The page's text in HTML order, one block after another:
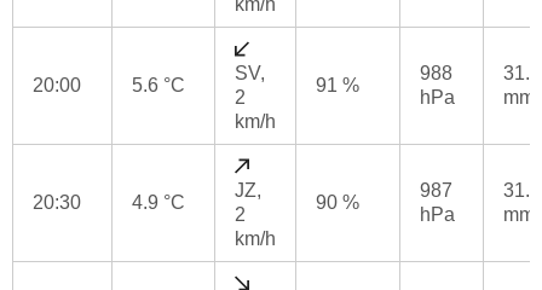
km/h
20:00 5.6 °C
SV,
2
km/h
91 %
988
hPa
31.2
mm
20:30 4.9 °C
JZ,
2
km/h
90 %
987
hPa
31.2
mm